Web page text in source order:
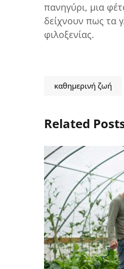
πανηγύρι, μια
δείχνουν πως τα
φιλοξενίας.
καθημερινή ζωή
Related